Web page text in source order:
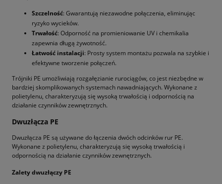
Szczelność: Gwarantują niezawodne połączenia, eliminując
ryzyko wycieków.
Trwałość: Odporność na promieniowanie UV i chemikalia
zapewnia długą żywotność.
Łatwość instalacji: Prosty system montażu pozwala na szybkie i
efektywne tworzenie połączeń.
Trójniki PE umożliwiają rozgałęzianie rurociągów, co jest niezbędne w
bardziej skomplikowanych systemach nawadniających. Wykonane z
polietylenu, charakteryzują się wysoką trwałością i odpornością na
działanie czynników zewnętrznych.
Dwuzłącza PE
Dwuzłącza PE są używane do łączenia dwóch odcinków rur PE.
Wykonane z polietylenu, charakteryzują się wysoką trwałością i
odpornością na działanie czynników zewnętrznych.
Zalety dwuzłączy PE